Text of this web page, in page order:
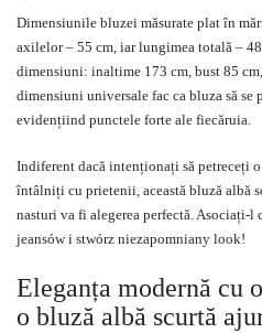
Dimensiunile bluzei măsurate plat în
axilelor – 55 cm, iar lungimea totală –
dimensiuni: inaltime 173 cm, bust 85
dimensiuni universale fac ca bluza să
evidențiind punctele forte ale fiecăruia.
Indiferent dacă intenționați să petreceți
întâlniți cu prietenii, această bluză albă
nasturi va fi alegerea perfectă. Asociați-l
jeansów i stwórz niezapomniany look!
Eleganța modernă cu
o bluză albă scurtă